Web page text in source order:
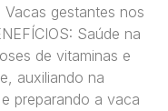
Vacas gestantes nos
Saúde na
de vitaminas e
auxiliando na
preparando a vaca